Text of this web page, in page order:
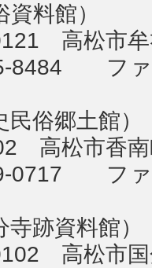
資料館）
高松市牟
8484 フ
民俗郷土館）
高松市香南
0717 フ
寺跡資料館）
高松市国